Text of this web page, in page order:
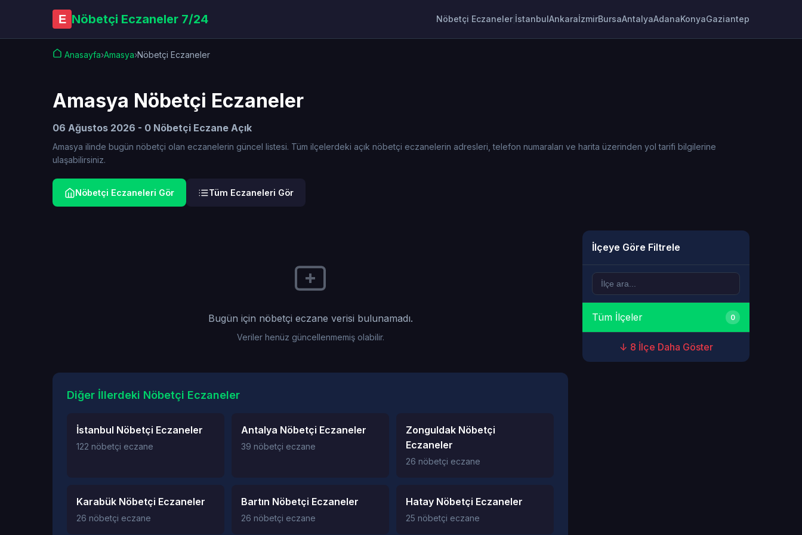
E Nöbetçi Eczaneler 7/24 Nöbetçi Eczaneler İstanbulAnkaraİzmirBursaAntalyaAdanaKonyaGaziantep
Anasayfa›Amasya›Nöbetçi Eczaneler
Amasya Nöbetçi Eczaneler
06 Ağustos 2026 - 0 Nöbetçi Eczane Açık
Amasya ilinde bugün nöbetçi olan eczanelerin güncel listesi. Tüm ilçelerdeki açık nöbetçi eczanelerin adresleri, telefon numaraları ve harita üzerinden yol tarifi bilgilerine
ulaşabilirsiniz.
Nöbetçi Eczaneleri Gör Tüm Eczaneleri Gör
Bugün için nöbetçi eczane verisi bulunamadı.
Veriler henüz güncellenmemiş olabilir.
Diğer İllerdeki Nöbetçi Eczaneler
İstanbul Nöbetçi Eczaneler
122 nöbetçi eczane
Antalya Nöbetçi Eczaneler
39 nöbetçi eczane
Zonguldak Nöbetçi
Eczaneler
26 nöbetçi eczane
Karabük Nöbetçi Eczaneler
26 nöbetçi eczane
Bartın Nöbetçi Eczaneler
26 nöbetçi eczane
Hatay Nöbetçi Eczaneler
25 nöbetçi eczane
İlçeye Göre Filtrele
Tüm İlçeler 0
↓ 8 İlçe Daha Göster